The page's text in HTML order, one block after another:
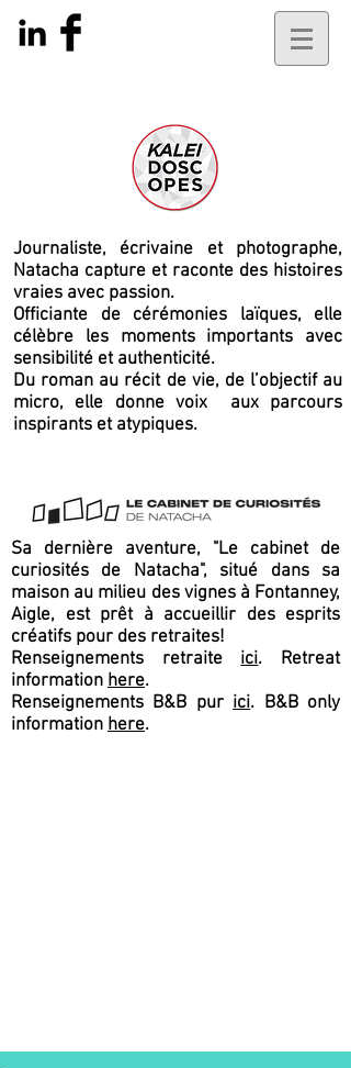
Journaliste, écrivaine et photographe,
Natacha capture et raconte des histoires
vraies avec passion.
Officiante de cérémonies laïques, elle
célèbre les moments importants avec
sensibilité et authenticité.
Du roman au récit de vie, de l’objectif au
micro, elle donne voix aux parcours
inspirants et atypiques.
Sa dernière aventure, "Le cabinet de
curiosités de Natacha", situé dans sa
maison au milieu des vignes à Fontanney,
Aigle, est prêt à accueillir des esprits
créatifs pour des retraites!
Renseignements retraiteici. Retreat
information here.
Renseignements B&B purici. B&B only
information here.